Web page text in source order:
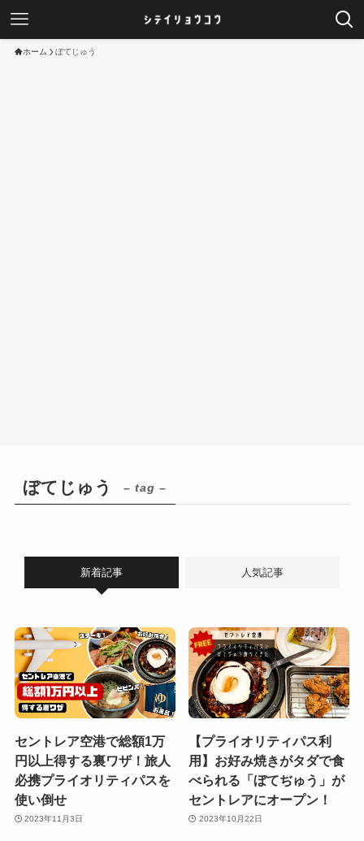
ホーム ぼてじゅう
ぼてじゅう – tag –
新着記事 人気記事
セントレア空港で総額1万
円以上得する裏ワザ！旅人
必携プライオリティパスを
使い倒せ
2023年11月3日
【プライオリティパス利
用】お好み焼きがタダで食
べられる「ぼてぢゅう」が
セントレアにオープン！
2023年10月22日